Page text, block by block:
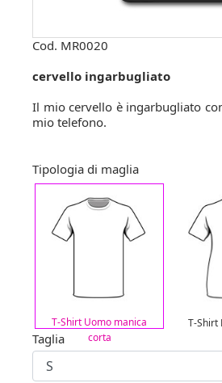
Cod. MR0020
cervello ingarbugliato
Il mio cervello è ingarbugliato
mio telefono.
Tipologia di maglia
T-Shirt Uomo manica
corta
T-Shirt
Taglia